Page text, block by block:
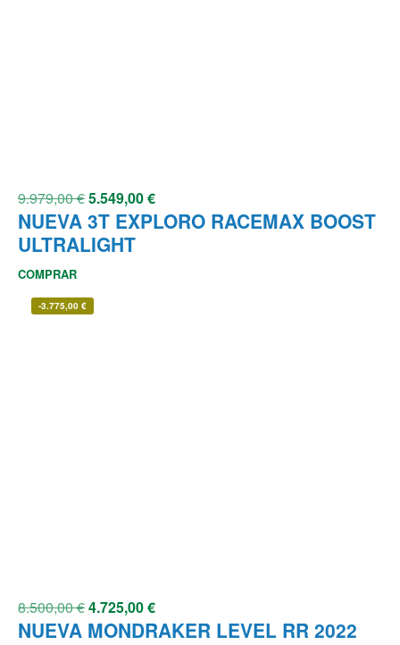
9.979,00€5.549,00€
NUEVA 3T EXPLORO RACEMAX BOOST
ULTRALIGHT
COMPRAR
-3.775,00 €
8.500,00€4.725,00€
NUEVA MONDRAKER LEVEL RR 2022